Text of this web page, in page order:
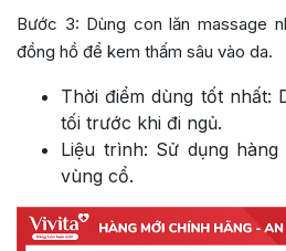
Bước 3: Dùng con lăn massage
đồng hồ để kem thấm sâu vào da.
Thời điểm dùng tốt nhất:
tối trước khi đi ngủ.
Liệu trình: Sử dụng
vùng cổ.